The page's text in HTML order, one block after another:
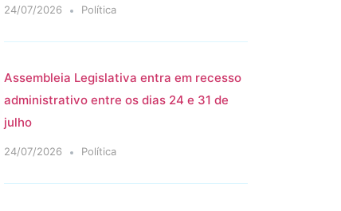
24/07/2026 Política
Assembleia Legislativa entra em recesso
administrativo entre os dias 24 e 31 de
julho
24/07/2026 Política